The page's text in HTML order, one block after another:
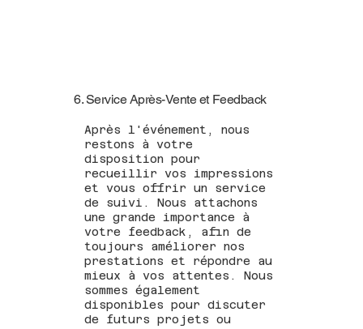
6. Service Après-Vente et Feedback
Après l'événement, nous
restons à votre
disposition pour
recueillir vos impressions
et vous offrir un service
de suivi. Nous attachons
une grande importance à
votre feedback, afin de
toujours améliorer nos
prestations et répondre au
mieux à vos attentes. Nous
sommes également
disponibles pour discuter
de futurs projets ou